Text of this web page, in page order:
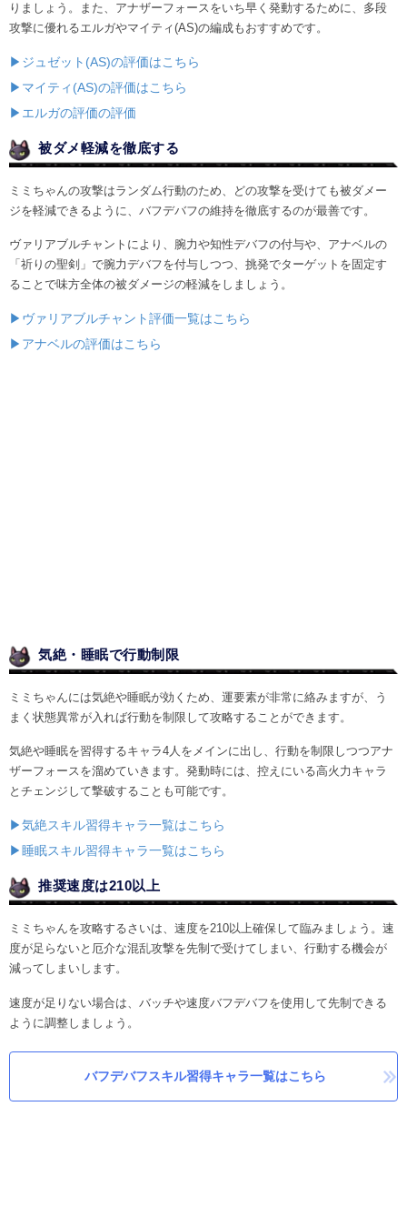
りましょう。また、アナザーフォースをいち早く発動するために、多段
攻撃に優れるエルガやマイティ(AS)の編成もおすすめです。
▶ジュゼット(AS)の評価はこちら
▶マイティ(AS)の評価はこちら
▶エルガの評価の評価
被ダメ軽減を徹底する
ミミちゃんの攻撃はランダム行動のため、どの攻撃を受けても被ダメー
ジを軽減できるように、バフデバフの維持を徹底するのが最善です。
ヴァリアブルチャントにより、腕力や知性デバフの付与や、アナベルの
「祈りの聖剣」で腕力デバフを付与しつつ、挑発でターゲットを固定す
ることで味方全体の被ダメージの軽減をしましょう。
▶ヴァリアブルチャント評価一覧はこちら
▶アナベルの評価はこちら
気絶・睡眠で行動制限
ミミちゃんには気絶や睡眠が効くため、運要素が非常に絡みますが、う
まく状態異常が入れば行動を制限して攻略することができます。
気絶や睡眠を習得するキャラ4人をメインに出し、行動を制限しつつアナ
ザーフォースを溜めていきます。発動時には、控えにいる高火力キャラ
とチェンジして撃破することも可能です。
▶気絶スキル習得キャラ一覧はこちら
▶睡眠スキル習得キャラ一覧はこちら
推奨速度は210以上
ミミちゃんを攻略するさいは、速度を210以上確保して臨みましょう。速
度が足らないと厄介な混乱攻撃を先制で受けてしまい、行動する機会が
減ってしまいします。
速度が足りない場合は、バッチや速度バフデバフを使用して先制できる
ように調整しましょう。
バフデバフスキル習得キャラ一覧はこちら